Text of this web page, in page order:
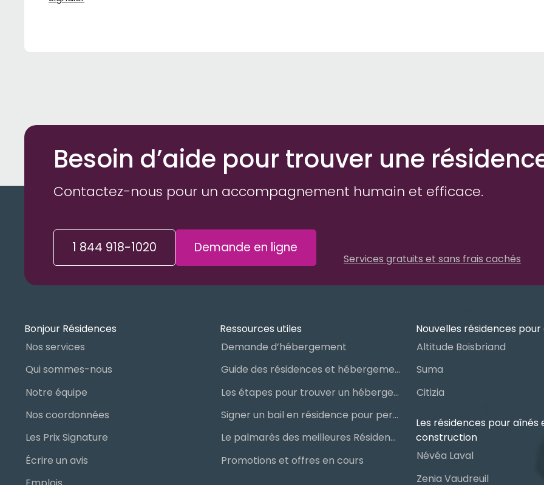
Besoin d’aide pour trouver une
Contactez-nous pour un accompagnement humain et efficace.
1 844 918-1020 Demande en ligne
Services gratuits et sans frais cachés
Bonjour Résidences
Nos services
Qui sommes-nous
Notre équipe
Nos coordonnées
Les Prix Signature
Écrire un avis
Ressources utiles
Demande d’hébergement
Guide des résidences et hébergements pour aînés
Les étapes pour trouver un hébergement public ou privé
Signer un bail en résidence pour personnes âgées (RPA) : ce qu’il faut savoir
Le palmarès des meilleures Résidences Privées pour Aînés (RPA)
Promotions et offres en cours
Nouvelles résidences pour
Altitude Boisbriand
Suma
Citizia
Les résidences pour aînés
construction
Névéa Laval
Zenia Vaudreuil